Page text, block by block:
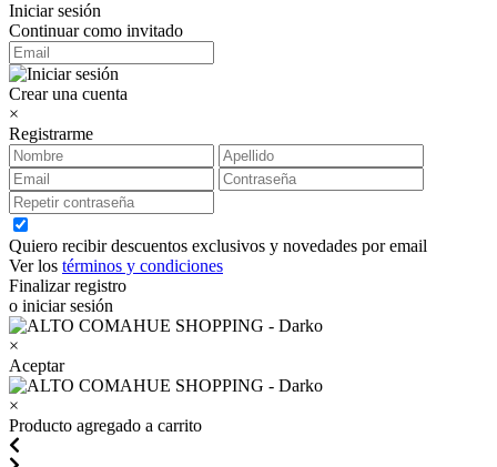
Iniciar sesión
Continuar como invitado
Crear una cuenta
×
Registrarme
Quiero recibir descuentos exclusivos y novedades por email
Ver los términos y condiciones
Finalizar registro
o iniciar sesión
×
Aceptar
×
Producto agregado a carrito